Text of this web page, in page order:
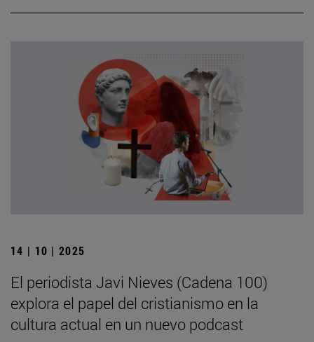
14 | 10 | 2025
El periodista Javi Nieves (Cadena 100)
explora el papel del cristianismo en la
cultura actual en un nuevo podcast